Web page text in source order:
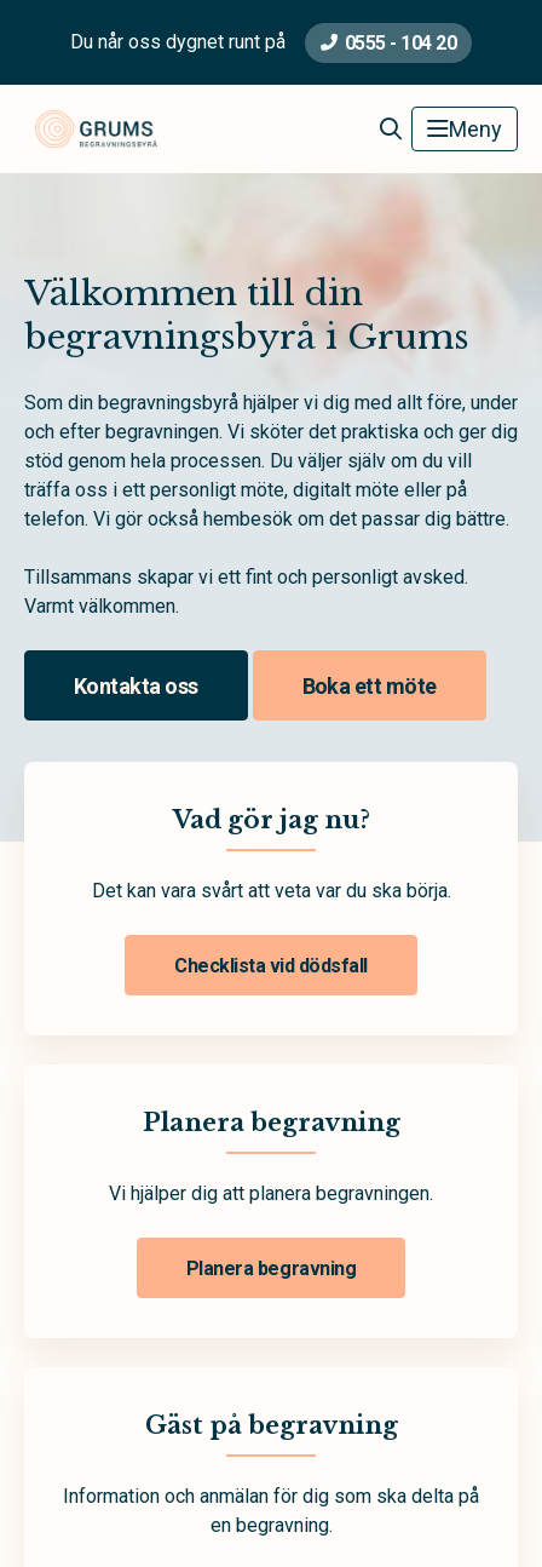
Du når oss dygnet runt på 0555 - 104 20
Meny
Välkommen till din
begravningsbyrå i Grums
Som din begravningsbyrå hjälper vi dig med allt före, under
och efter begravningen. Vi sköter det praktiska och ger dig
stöd genom hela processen. Du väljer själv om du vill
träffa oss i ett personligt möte, digitalt möte eller på
telefon. Vi gör också hembesök om det passar dig bättre.
Tillsammans skapar vi ett fint och personligt avsked.
Varmt välkommen.
Kontakta oss Boka ett möte
Vad gör jag nu?
Det kan vara svårt att veta var du ska börja.
Checklista vid dödsfall
Planera begravning
Vi hjälper dig att planera begravningen.
Planera begravning
Gäst på begravning
Information och anmälan för dig som ska delta på
en begravning.